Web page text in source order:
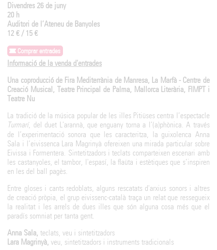
Divendres 26 de juny
20 h
Auditori de l’Ateneu de Banyoles
12 € / 15 €
Comprar entrades
Informació de la venda d'entrades
Una coproducció de Fira Mediterrània de Manresa, La Marfà - Centre de
Creació Musical, Teatre Principal de Palma, Mallorca Literària, FIMPT i
Teatre Nu
La tradició de la música popular de les illes Pitiüses centra l’espectacle
Turmarí, del duet L'arannà, que enguany torna a l’(a)phònica. A través
de l’experimentació sonora que les caracteritza, la guixolenca Anna
Sala i l’eivissenca Lara Magrinyà ofereixen una mirada particular sobre
Eivissa i Formentera. Sintetitzadors i teclats comparteixen escenari amb
les castanyoles, el tambor, l'espasí, la flaüta i estètiques que s’inspiren
en les del ball pagès.
Entre gloses i cants redoblats, alguns rescatats d'arxius sonors i altres
de creació pròpia, el grup eivissenc-català traça un relat que ressegueix
la realitat i les arrels de dues illes que són alguna cosa més que el
paradís somniat per tanta gent.
Anna Sala teclats, veu i sintetitzadors
Lara Magrinyà veu, sintetitzadors i instruments tradicionals